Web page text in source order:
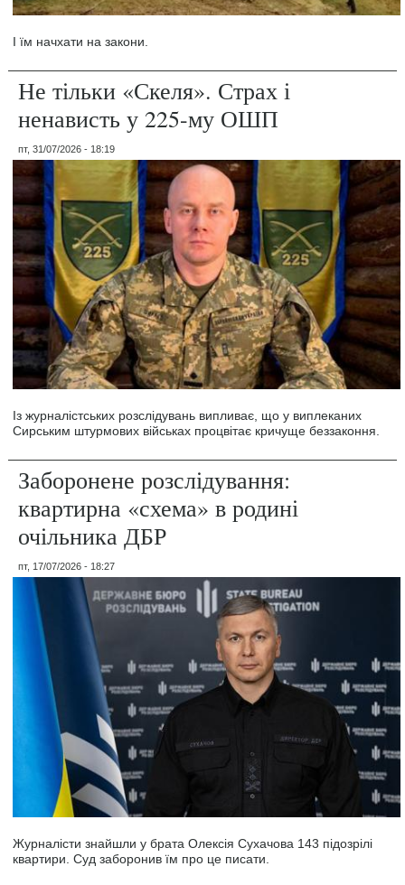
І їм начхати на закони.
Не тільки «Скеля». Страх і
ненависть у 225-му ОШП
пт, 31/07/2026 - 18:19
Із журналістських розслідувань випливає, що у виплеканих
Сирським штурмових військах процвітає кричуще беззаконня.
Заборонене розслідування:
квартирна «схема» в родині
очільника ДБР
пт, 17/07/2026 - 18:27
Журналісти знайшли у брата Олексія Сухачова 143 підозрілі
квартири. Суд заборонив їм про це писати.